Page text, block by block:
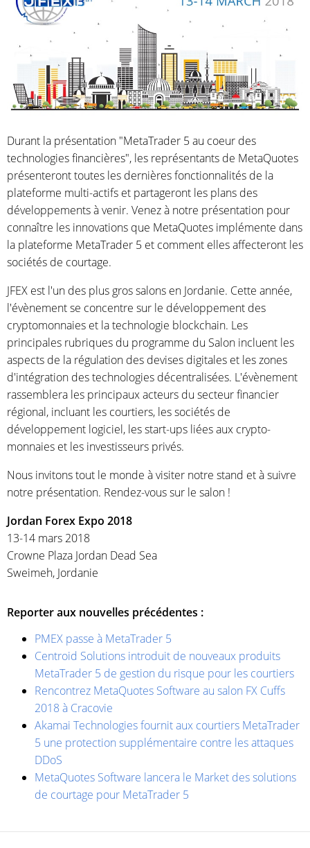
Durant la présentation "MetaTrader 5 au coeur des
technologies financières", les représentants de MetaQuotes
présenteront toutes les dernières fonctionnalités de la
plateforme multi-actifs et partageront les plans des
développements à venir. Venez à notre présentation pour
connaître les innovations que MetaQuotes implémente dans
la plateforme MetaTrader 5 et comment elles affecteront les
sociétés de courtage.
JFEX est l'un des plus gros salons en Jordanie. Cette année,
l'évènement se concentre sur le développement des
cryptomonnaies et la technologie blockchain. Les
principales rubriques du programme du Salon incluent les
aspects de la régulation des devises digitales et les zones
d'intégration des technologies décentralisées. L'évènement
rassemblera les principaux acteurs du secteur financier
régional, incluant les courtiers, les sociétés de
développement logiciel, les start-ups liées aux crypto-
monnaies et les investisseurs privés.
Nous invitons tout le monde à visiter notre stand et à suivre
notre présentation. Rendez-vous sur le salon !‌
Jordan Forex Expo 2018
13-14 mars 2018
Crowne Plaza Jordan Dead Sea
Sweimeh, Jordanie
Reporter aux nouvelles précédentes :
PMEX passe à MetaTrader 5
Centroid Solutions introduit de nouveaux produits
MetaTrader 5 de gestion du risque pour les courtiers
Rencontrez MetaQuotes Software au salon FX Cuffs
2018 à Cracovie
Akamai Technologies fournit aux courtiers MetaTrader
5 une protection supplémentaire contre les attaques
DDoS
MetaQuotes Software lancera le Market des solutions
de courtage pour MetaTrader 5